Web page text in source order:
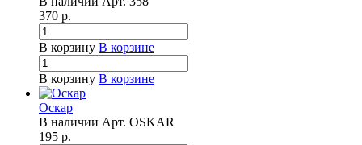
370 р.
В корзину В корзине
В корзину В корзине
Оскар
В наличии Арт. OSKAR
195 р.